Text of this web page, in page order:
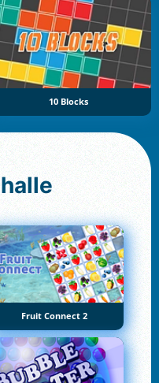
10 Blocks
Fruit Connect 2